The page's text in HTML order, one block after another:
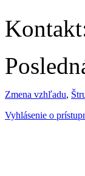
Zmena vzhľadu,
Vyhlásenie o